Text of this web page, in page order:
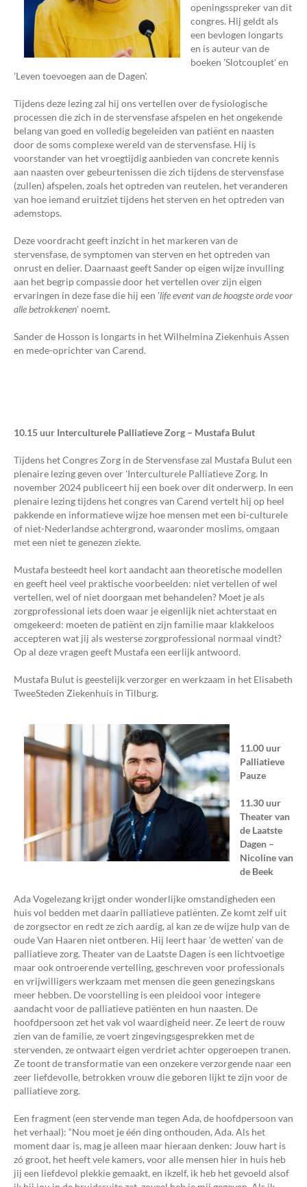
openingsspreker van dit
congres. Hij geldt als
een bevlogen longarts
en is auteur van de
boeken 'Slotcouplet' en
'Leven toevoegen aan de Dagen'.
Tijdens deze lezing zal hij ons vertellen over de fysiologische
processen die zich in de stervensfase afspelen en het ongekende
belang van goed en volledig begeleiden van patiënt en naasten
door de soms complexe wereld van de stervensfase. Hij is
voorstander van het vroegtijdig aanbieden van concrete kennis
aan naasten over gebeurtenissen die zich tijdens de stervensfase
(zullen) afspelen, zoals het optreden van reutelen, het veranderen
van hoe iemand eruitziet tijdens het sterven en het optreden van
ademstops.
Deze voordracht geeft inzicht in het markeren van de
stervensfase, de symptomen van sterven en het optreden van
onrust en delier. Daarnaast geeft Sander op eigen wijze invulling
aan het begrip compassie door het vertellen over zijn eigen
ervaringen in deze fase die hij een 'life event van de hoogste orde voor
alle betrokkenen' noemt.
Sander de Hosson is longarts in het Wilhelmina Ziekenhuis Assen
en mede-oprichter van Carend.
10.15 uur Interculturele Palliatieve Zorg – Mustafa Bulut
Tijdens het Congres Zorg in de Stervensfase zal Mustafa Bulut een
plenaire lezing geven over 'Interculturele Palliatieve Zorg. In
november 2024 publiceert hij een boek over dit onderwerp. In een
plenaire lezing tijdens het congres van Carend vertelt hij op heel
pakkende en informatieve wijze hoe mensen met een bi-culturele
of niet-Nederlandse achtergrond, waaronder moslims, omgaan
met een niet te genezen ziekte.
Mustafa besteedt heel kort aandacht aan theoretische modellen
en geeft heel veel praktische voorbeelden: niet vertellen of wel
vertellen, wel of niet doorgaan met behandelen? Moet je als
zorgprofessional iets doen waar je eigenlijk niet achterstaat en
omgekeerd: moeten de patiënt en zijn familie maar klakkeloos
accepteren wat jij als westerse zorgprofessional normaal vindt?
Op al deze vragen geeft Mustafa een eerlijk antwoord.
Mustafa Bulut is geestelijk verzorger en werkzaam in het Elisabeth
TweeSteden Ziekenhuis in Tilburg.
11.00 uur
Palliatieve
Pauze
11.30 uur
Theater van
de Laatste
Dagen –
Nicoline van
de Beek
Ada Vogelezang krijgt onder wonderlijke omstandigheden een
huis vol bedden met daarin palliatieve patiënten. Ze komt zelf uit
de zorgsector en redt ze zich aardig, al kan ze de wijze hulp van de
oude Van Haaren niet ontberen. Hij leert haar ‘de wetten’ van de
palliatieve zorg. Theater van de Laatste Dagen is een lichtvoetige
maar ook ontroerende vertelling, geschreven voor professionals
en vrijwilligers werkzaam met mensen die geen genezingskans
meer hebben. De voorstelling is een pleidooi voor integere
aandacht voor de palliatieve patiënten en hun naasten. De
hoofdpersoon zet het vak vol waardigheid neer. Ze leert de rouw
zien van de familie, ze voert zingevingsgesprekken met de
stervenden, ze ontwaart eigen verdriet achter opgeroepen tranen.
Ze toont de transformatie van een onzekere verzorgende naar een
zeer liefdevolle, betrokken vrouw die geboren lijkt te zijn voor de
palliatieve zorg.
Een fragment (een stervende man tegen Ada, de hoofdpersoon van
het verhaal): “Nou moet je één ding onthouden, Ada. Als het
moment daar is, mag je alleen maar hieraan denken: Jouw hart is
zó groot, het heeft vele kamers, voor alle mensen hier in huis heb
jij een liefdevol plekkie gemaakt, en ikzelf, ik heb het gevoeld alsof